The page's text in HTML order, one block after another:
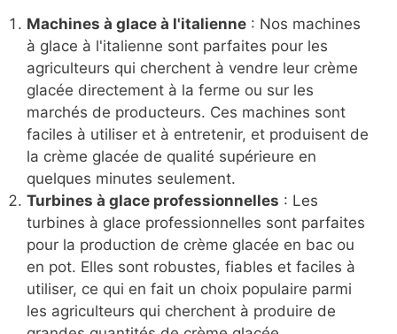
Machines à glace à l'italienne : Nos machines
à glace à l'italienne sont parfaites pour les
agriculteurs qui cherchent à vendre leur crème
glacée directement à la ferme ou sur les
marchés de producteurs. Ces machines sont
faciles à utiliser et à entretenir, et produisent de
la crème glacée de qualité supérieure en
quelques minutes seulement.
Turbines à glace professionnelles : Les
turbines à glace professionnelles sont parfaites
pour la production de crème glacée en bac ou
en pot. Elles sont robustes, fiables et faciles à
utiliser, ce qui en fait un choix populaire parmi
les agriculteurs qui cherchent à produire de